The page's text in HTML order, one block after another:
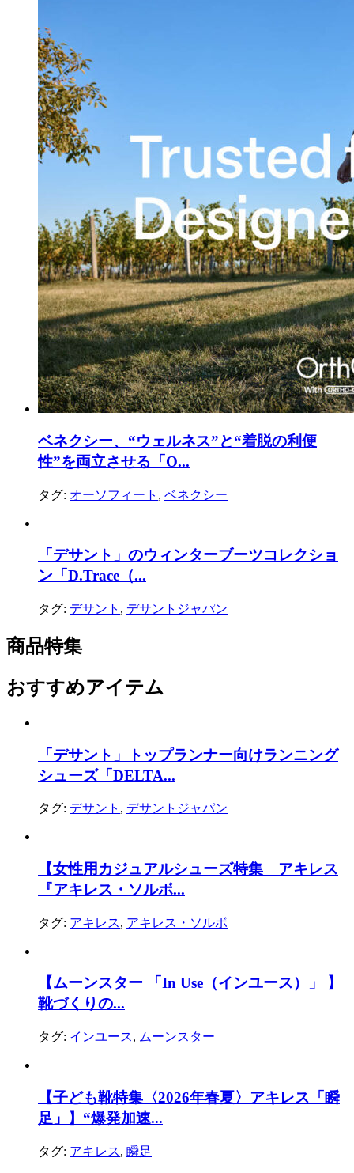
ベネクシー、“ウェルネス”と“着脱の利便
性”を両立させる「O...
タグ: オーソフィート , ベネクシー
「デサント」のウィンターブーツコレクショ
ン「D.Trace（...
タグ: デサント , デサントジャパン
商品特集
おすすめアイテム
「デサント」トップランナー向けランニング
シューズ「DELTA...
タグ: デサント , デサントジャパン
【女性用カジュアルシューズ特集 アキレス
『アキレス・ソルボ...
タグ: アキレス, アキレス・ソルボ
【ムーンスター 「In Use（インユース）」 】
靴づくりの...
タグ: インユース, ムーンスター
【子ども靴特集〈2026年春夏〉アキレス「瞬
足」】“爆発加速...
タグ: アキレス, 瞬足